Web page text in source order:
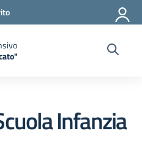
Infanzia